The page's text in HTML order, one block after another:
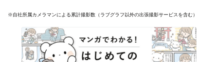
※自社所属カメラマンによる累計撮影数（ラブグラフ以外の出張撮影サービスを含む）